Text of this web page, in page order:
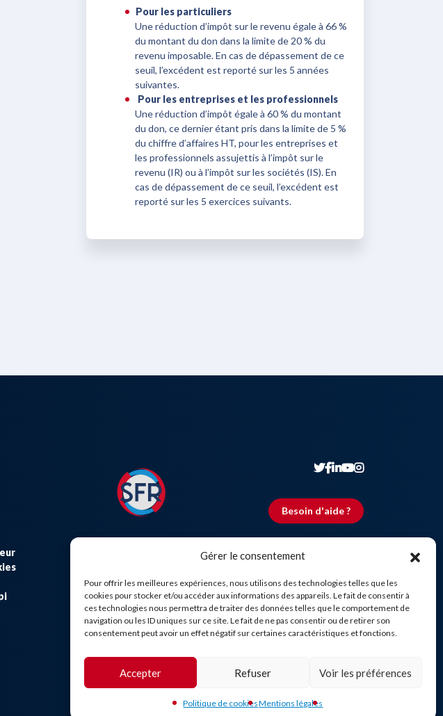
Gérer le consentement
Pour offrir les meilleures expériences, nous utilisons des technologies telles que les
cookies pour stocker et/ou accéder aux informations des appareils. Le fait de consentir à
ces technologies nous permettra de traiter des données telles que le comportement de
navigation ou les ID uniques sur ce site. Le fait de ne pas consentir ou de retirer son
consentement peut avoir un effet négatif sur certaines caractéristiques et fonctions.
Accepter Refuser Voir les préférences
Politique de cookiesMentions légales
Pour les particuliers
Une réduction d’impôt sur le revenu égale à 66 %
du montant du don dans la limite de 20 % du
revenu imposable. En cas de dépassement de ce
seuil, l’excédent est reporté sur les 5 années
suivantes.
Pour les entreprises et les professionnels
Une réduction d’impôt égale à 60 % du montant
du don, ce dernier étant pris dans la limite de 5 %
du chiffre d’affaires HT, pour les entreprises et
les professionnels assujettis à l’impôt sur le
revenu (IR) ou à l’impôt sur les sociétés (IS). En
cas de dépassement de ce seuil, l’excédent est
reporté sur les 5 exercices suivants.
Besoin d'aide ?